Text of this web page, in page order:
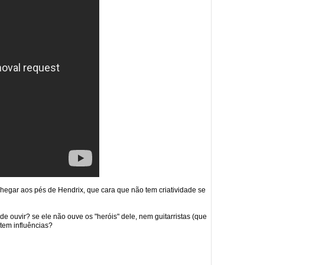
aos pés de Hendrix, que cara que não tem criatividade se
ouvir? se ele não ouve os "heróis" dele, nem guitarristas (que
influências?